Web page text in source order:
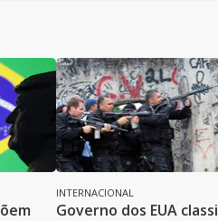
INTERNACIONAL
Governo dos EUA